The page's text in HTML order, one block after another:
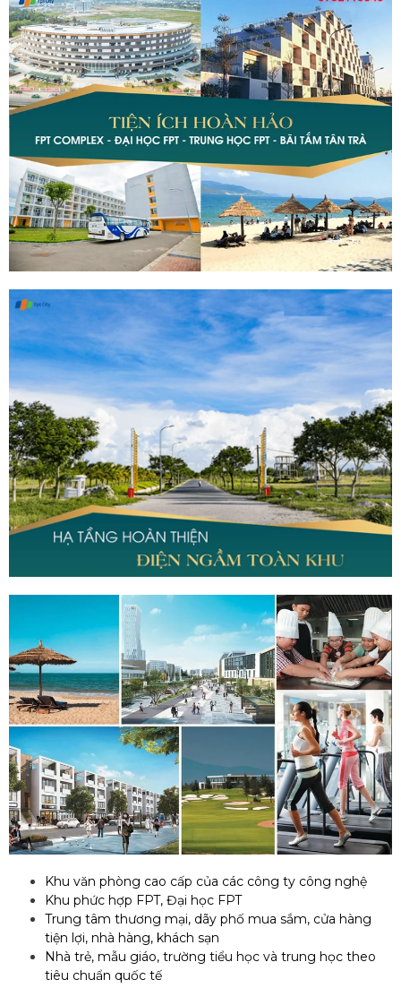
Khu văn phòng cao cấp của các công ty công nghệ
Khu phức hợp FPT, Đại học FPT
Trung tâm thương mại, dãy phố mua sắm, cửa hàng
tiện lợi, nhà hàng, khách sạn
Nhà trẻ, mẫu giáo, trường tiểu học và trung học theo
tiêu chuẩn quốc tế